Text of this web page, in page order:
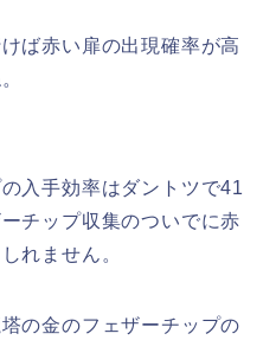
ば赤い扉の出現確率が高
入手効率はダントツで41
チップ収集のついでに赤
れません。
の金のフェザーチップの